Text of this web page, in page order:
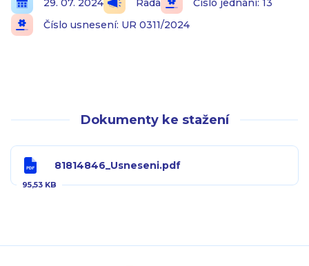
29. 07. 2024 Rada
Číslo jednání: 13
Číslo usnesení: UR 0311/2024
Dokumenty ke stažení
81814846_Usneseni.pdf
95,53 KB